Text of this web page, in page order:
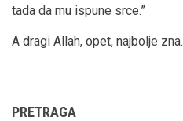
tada da mu ispune srce.”
A dragi Allah, opet, najbolje zna.
PRETRAGA